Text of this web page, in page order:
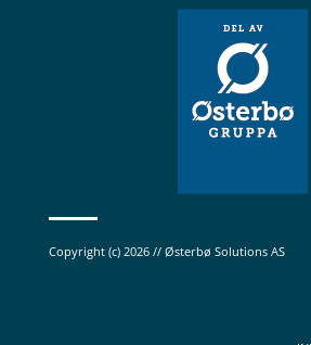
Copyright (c) 2026 // Østerbø Solutions AS